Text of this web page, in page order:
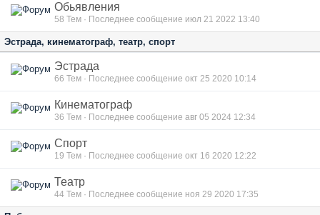
Обьявления
58 Тем · Последнее сообщение июл 21 2022 13:40
Эстрада, кинематограф, театр, спорт
Эстрада
66 Тем · Последнее сообщение окт 25 2020 10:14
Кинематограф
36 Тем · Последнее сообщение авг 05 2024 12:34
Спорт
19 Тем · Последнее сообщение окт 16 2020 12:22
Театр
44 Тем · Последнее сообщение ноя 29 2020 17:35